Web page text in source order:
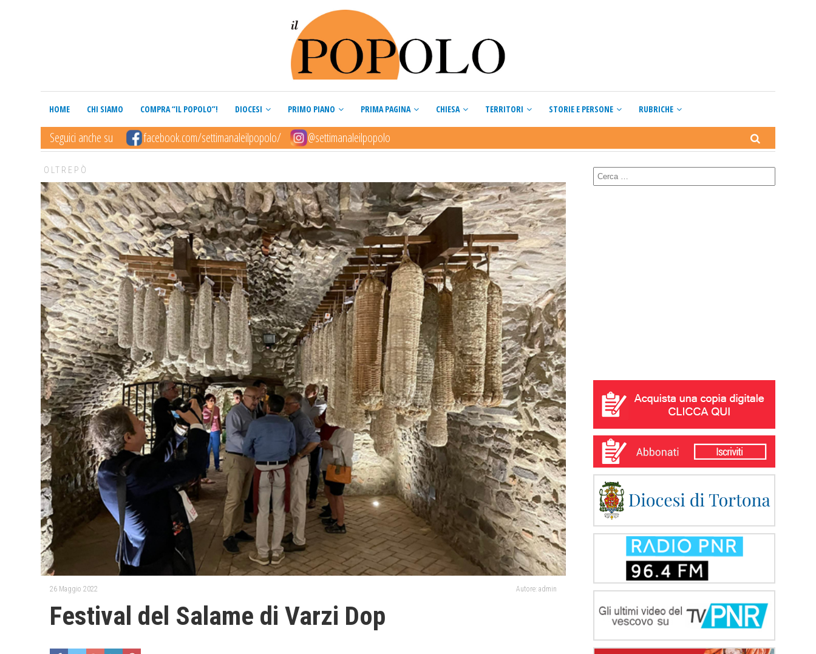
HOME CHI SIAMO COMPRA “IL POPOLO”! DIOCESI PRIMO PIANO PRIMA PAGINA CHIESA TERRITORI STORIE E PERSONE RUBRICHE
Seguici anche su facebook.com/settimanaleilpopolo/ @settimanaleilpopolo
OLTREPÒ
26 Maggio 2022 Autore: admin
Festival del Salame di Varzi Dop